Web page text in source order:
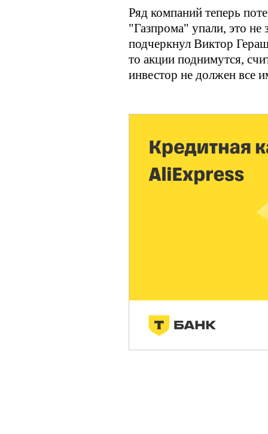
Ряд компаний теперь
"Газпрома" упали, это не
подчеркнул Виктор
то акции поднимутся,
инвестор не должен все